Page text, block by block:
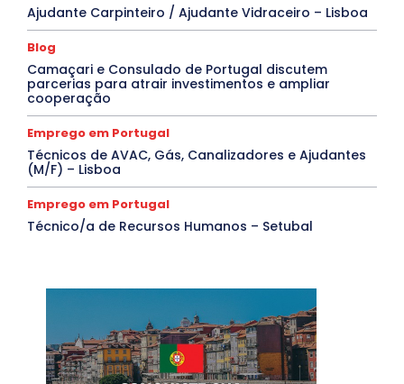
Ajudante Carpinteiro / Ajudante Vidraceiro – Lisboa
Blog
Camaçari e Consulado de Portugal discutem
parcerias para atrair investimentos e ampliar
cooperação
Emprego em Portugal
Técnicos de AVAC, Gás, Canalizadores e Ajudantes
(M/F) – Lisboa
Emprego em Portugal
Técnico/a de Recursos Humanos – Setubal